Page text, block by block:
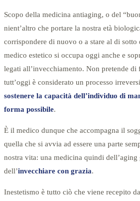
Scopo della medicina antiaging, o del
nient’altro che portare la nostra età
corrispondere di nuovo o a stare al di sotto
medico estetico si occupa oggi anche e
legati all’invecchiamento. Non pretende di
tutt’oggi è considerato un processo
sostenere la capacità dell’individuo di
forma possibile.
È il medico dunque che accompagna il
quella che si avvia ad essere una parte
nostra vita: una medicina quindi dell’aging
dell’invecchiare con grazia.
Inestetismo è tutto ciò che viene recepito